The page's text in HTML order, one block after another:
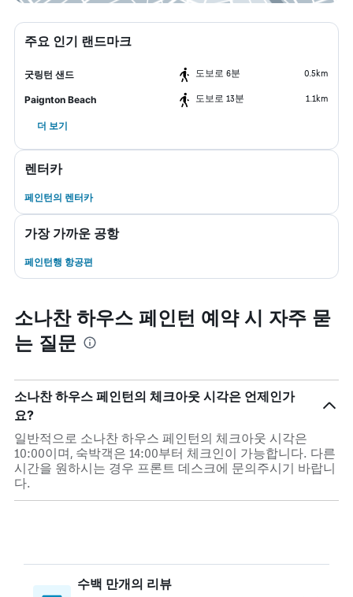
주요 인기 랜드마크
굿링턴 샌드 도보로 6분 0.5km
Paignton Beach 도보로 13분 1.1km
더 보기
렌터카
페인턴​의 렌터카
가장 가까운 공항
페인턴행 항공편
소나찬 하우스 페인턴 예약 시 자주 묻
는 질문
소나찬 하우스 페인턴의 체크아웃 시각은 언제인가
요?
일반적으로 소나찬 하우스 페인턴의 체크아웃 시각은
10:00이며, 숙박객은 14:00부터 체크인이 가능합니다. 다른
시간을 원하시는 경우 프론트 데스크에 문의주시기 바랍니
다.
수백 만개의 리뷰